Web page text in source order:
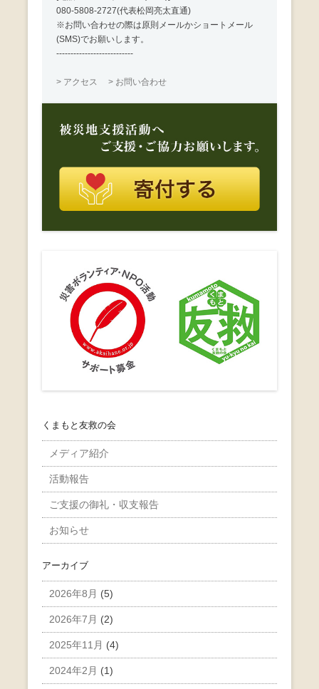
080-5808-2727(代表松岡亮太直通)
※お問い合わせの際は原則メールかショートメール
(SMS)でお願いします。
---------------------------
> アクセス > お問い合わせ
くまもと友救の会
メディア紹介
活動報告
ご支援の御礼・収支報告
お知らせ
アーカイブ
2026年8月 (5)
2026年7月 (2)
2025年11月 (4)
2024年2月 (1)